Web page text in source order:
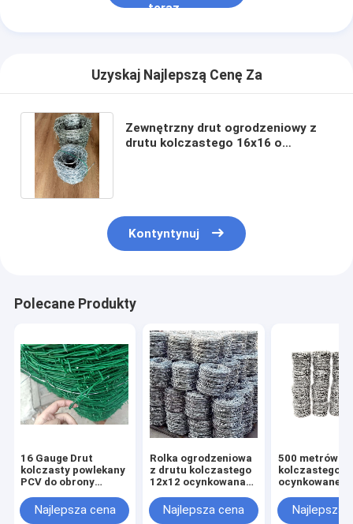
teraz
Uzyskaj Najlepszą Cenę Za
Zewnętrzny drut ogrodzeniowy z
drutu kolczastego 16x16 o
Kontyntynuj
Polecane Produkty
16 Gauge Drut
kolczasty powlekany
PCV do obrony
Najlepsza cena
Rolka ogrodzeniowa
z drutu kolczastego
12x12 ocynkowana
lub podwórka
Najlepsza cena
500 metrów
kolczastego
ocynkowanego
Najlepsza